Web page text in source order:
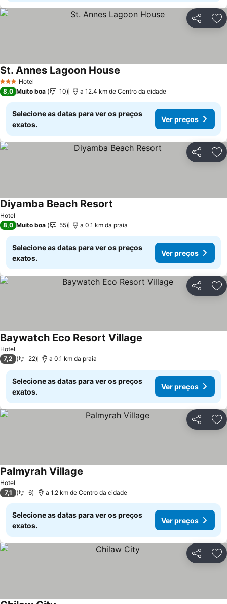
Partilhar
3 EstrelasHotel
St. Annes Lagoon House
8,0 Muito boa 10 a 12.4 km de Centro da cidade
Selecione as datas para ver os preços
exatos.
Ver preços
Partilhar
Hotel
Diyamba Beach Resort
8,0 Muito boa 55 a 0.1 km da praia
Selecione as datas para ver os preços
exatos.
Ver preços
Partilhar
Hotel
Baywatch Eco Resort Village
7,2 22 a 0.1 km da praia
Selecione as datas para ver os preços
exatos.
Ver preços
Partilhar
Hotel
Palmyrah Village
7,1 6 a 1.2 km de Centro da cidade
Selecione as datas para ver os preços
exatos.
Ver preços
Partilhar